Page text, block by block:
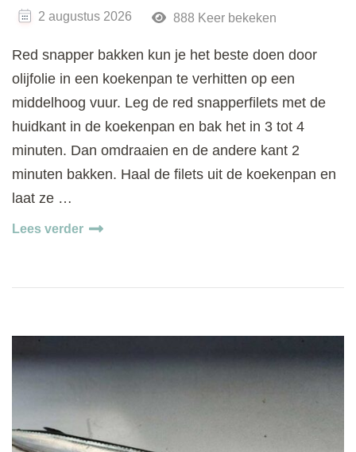
2 augustus 2026 888 Keer bekeken
Red snapper bakken kun je het beste doen door
olijfolie in een koekenpan te verhitten op een
middelhoog vuur. Leg de red snapperfilets met de
huidkant in de koekenpan en bak het in 3 tot 4
minuten. Dan omdraaien en de andere kant 2
minuten bakken. Haal de filets uit de koekenpan en
laat ze …
Lees verder